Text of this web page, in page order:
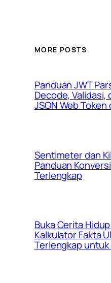
MORE POSTS
Panduan JWT
Decode, Validasi,
JSON Web
Sentimeter dan
Panduan
Terlengkap
Buka Cerita
Kalkulator Fakta
Terlengkap